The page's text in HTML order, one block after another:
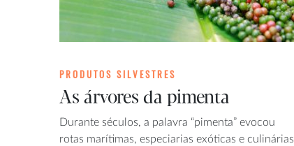
PRODUTOS SILVESTRES
As árvores da pimenta
Durante séculos, a palavra “pimenta” evocou
rotas marítimas, especiarias exóticas e culinárias